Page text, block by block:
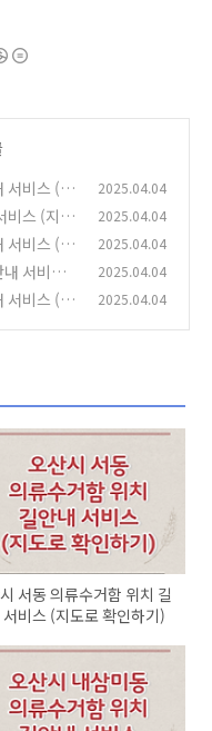
서비스 (지
2025.04.04
비스 (지도
2025.04.04
서비스 (지
2025.04.04
서비스
2025.04.04
서비스 (지
2025.04.04
서동 의류수거함 위치 길
서비스 (지도로 확인하기)